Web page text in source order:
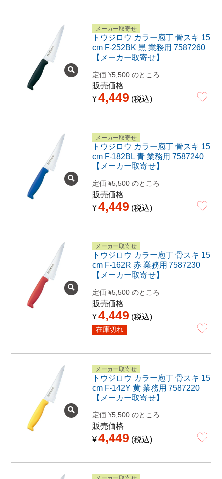
メーカー取寄せ
トウジロウ カラー庖丁 骨スキ 15
cm F-252BK 黒 業務用 7587260
【メーカー取寄せ】
定価 ¥5,500 のところ
販売価格
¥4,449 税込
メーカー取寄せ
トウジロウ カラー庖丁 骨スキ 15
cm F-182BL 青 業務用 7587240
【メーカー取寄せ】
定価 ¥5,500 のところ
販売価格
¥4,449 税込
メーカー取寄せ
トウジロウ カラー庖丁 骨スキ 15
cm F-162R 赤 業務用 7587230
【メーカー取寄せ】
定価 ¥5,500 のところ
販売価格
¥4,449 税込
在庫切れ
メーカー取寄せ
トウジロウ カラー庖丁 骨スキ 15
cm F-142Y 黄 業務用 7587220
【メーカー取寄せ】
定価 ¥5,500 のところ
販売価格
¥4,449 税込